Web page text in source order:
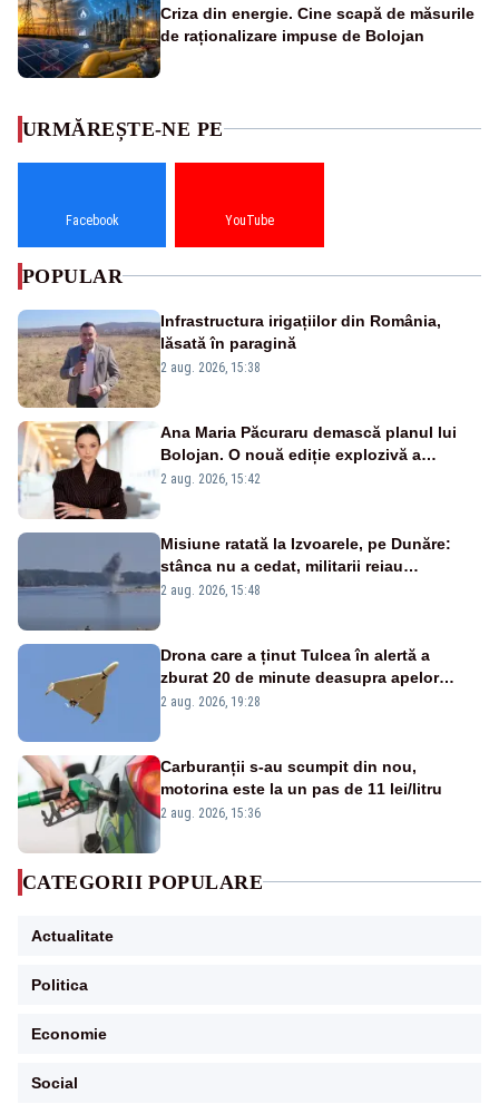
Criza din energie. Cine scapă de măsurile
de raționalizare impuse de Bolojan
URMĂREȘTE-NE PE
Facebook YouTube
POPULAR
Infrastructura irigațiilor din România,
lăsată în paragină
2 aug. 2026, 15:38
Ana Maria Păcuraru demască planul lui
Bolojan. O nouă ediție explozivă a
emisiunii „Miza Zilei” la Realitatea PLUS
2 aug. 2026, 15:42
Misiune ratată la Izvoarele, pe Dunăre:
stânca nu a cedat, militarii reiau
detonările luni – VIDEO
2 aug. 2026, 15:48
Drona care a ținut Tulcea în alertă a
zburat 20 de minute deasupra apelor
României. Au fost ridicate două F-16
2 aug. 2026, 19:28
Carburanții s-au scumpit din nou,
motorina este la un pas de 11 lei/litru
2 aug. 2026, 15:36
CATEGORII POPULARE
Actualitate
Politica
Economie
Social